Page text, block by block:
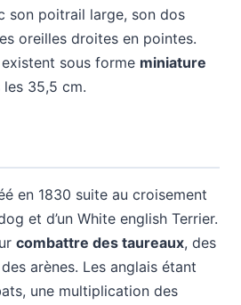
son poitrail large, son dos
oreilles droites en pointes.
sous forme miniature
35,5 cm.
en 1830 suite au croisement
et d’un White english Terrier.
combattre des taureaux, des
arènes. Les anglais étant
une multiplication des